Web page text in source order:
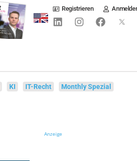
Registrieren
KI IT-Recht Monthly Spezial
Anzeige